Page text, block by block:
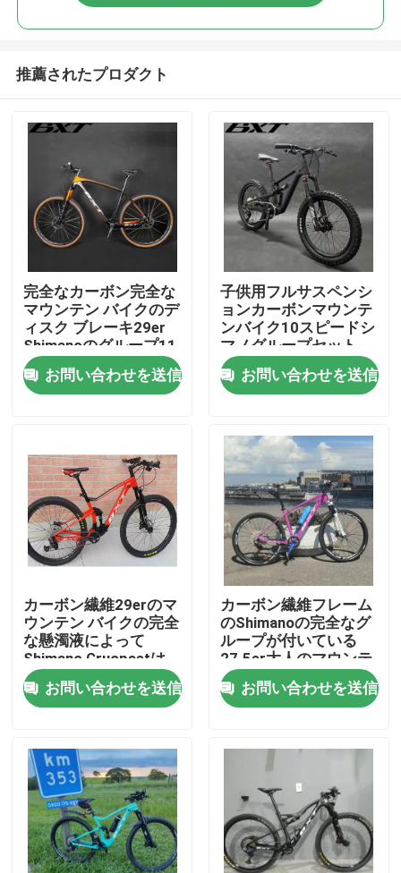
家へ
わたしたち に つい て
工場 ツアー
連絡 ください
引金 を 求め て ください
カーボン マウンテン バイク
カーボン道のバイク
カーボン マウンテン バイク フレーム
推薦されたプロダクト
完全なカーボン完全な
マウンテン バイクのデ
ィスク ブレーキ29er
Shimanoのグループ11
の速度
お問い合わせを送信
子供用フルサスペンシ
ョンカーボンマウンテ
ンバイク10スピードシ
マノグループセット
お問い合わせを送信
カーボン繊維29erのマ
ウンテン バイクの完全
な懸濁液によって
Shimano Gruopsetは
11の速度が自転車に乗
る お問い合わせを送信
カーボン繊維フレーム
のShimanoの完全なグ
ループが付いている
27.5er大人のマウンテ
ン バイクは27.5を置い
た お問い合わせを送信